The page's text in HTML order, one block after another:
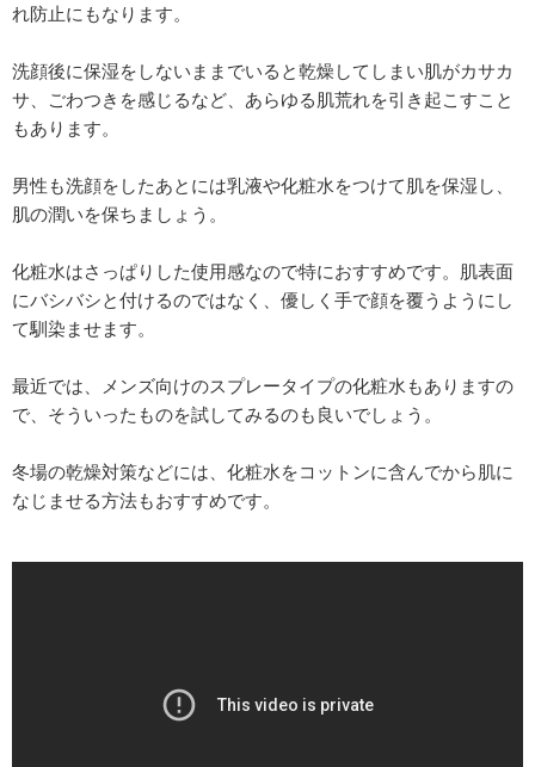
れ防止にもなります。
洗顔後に保湿をしないままでいると乾燥してしまい肌がカサカ
サ、ごわつきを感じるなど、あらゆる肌荒れを引き起こすこと
もあります。
男性も洗顔をしたあとには乳液や化粧水をつけて肌を保湿し、
肌の潤いを保ちましょう。
化粧水はさっぱりした使用感なので特におすすめです。肌表面
にバシバシと付けるのではなく、優しく手で顔を覆うようにし
て馴染ませます。
最近では、メンズ向けのスプレータイプの化粧水もありますの
で、そういったものを試してみるのも良いでしょう。
冬場の乾燥対策などには、化粧水をコットンに含んでから肌に
なじませる方法もおすすめです。